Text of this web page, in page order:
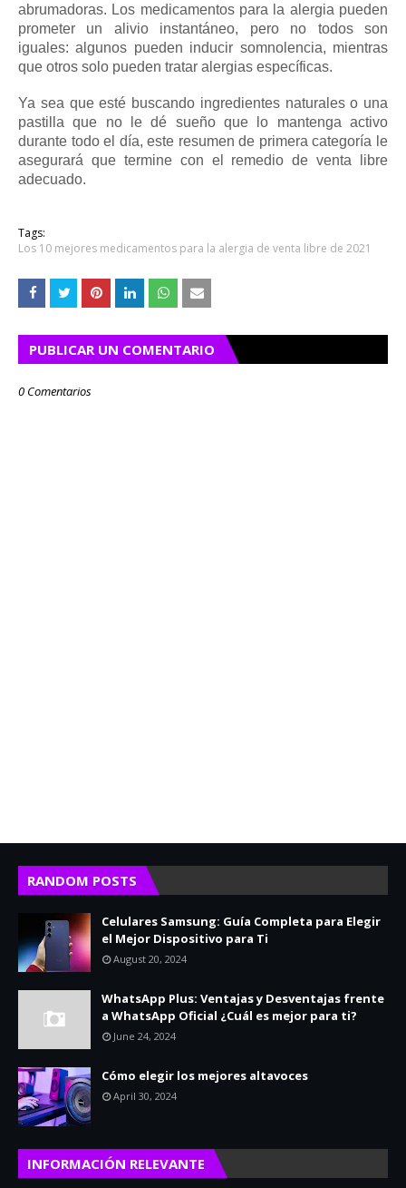
abrumadoras. Los medicamentos para la alergia pueden
prometer un alivio instantáneo, pero no todos son
iguales: algunos pueden inducir somnolencia, mientras
que otros solo pueden tratar alergias específicas.
Ya sea que esté buscando ingredientes naturales o una
pastilla que no le dé sueño que lo mantenga activo
durante todo el día, este resumen de primera categoría le
asegurará que termine con el remedio de venta libre
adecuado.
Tags:
Los 10 mejores medicamentos para la alergia de venta libre de 2021
PUBLICAR UN COMENTARIO
0 Comentarios
RANDOM POSTS
Celulares Samsung: Guía Completa para Elegir
el Mejor Dispositivo para Ti
August 20, 2024
WhatsApp Plus: Ventajas y Desventajas frente
a WhatsApp Oficial ¿Cuál es mejor para ti?
June 24, 2024
Cómo elegir los mejores altavoces
April 30, 2024
INFORMACIÓN RELEVANTE